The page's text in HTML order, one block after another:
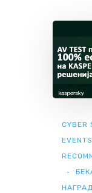
CYBER
EVENTS